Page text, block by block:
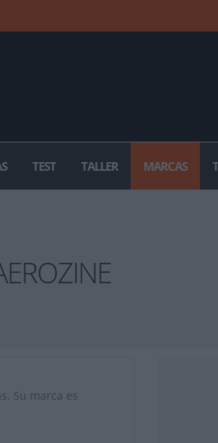
TEST TALLER MARCAS
Su marca es